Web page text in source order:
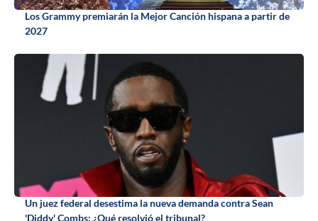
Los Grammy premiarán la Mejor Canción hispana a partir de
2027
Un juez federal desestima la nueva demanda contra Sean
'Diddy' Combs: ¿Qué resolvió el tribunal?